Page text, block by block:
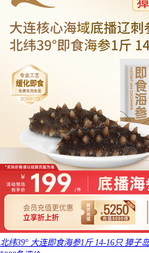
北纬39° 大连即食海参1斤 14-16只 獐子